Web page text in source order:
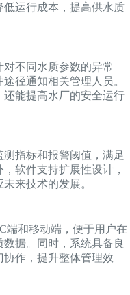
运行成本，提高供水质
不同水质参数的异常
径通知相关管理人员。
能提高水厂的安全运行
指标和报警阈值，满足
软件支持扩展性设计，
来技术的发展。
端和移动端，便于用户在
据。同时，系统具备良
作，提升整体管理效